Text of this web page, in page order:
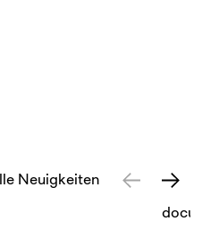
Neuigkeiten